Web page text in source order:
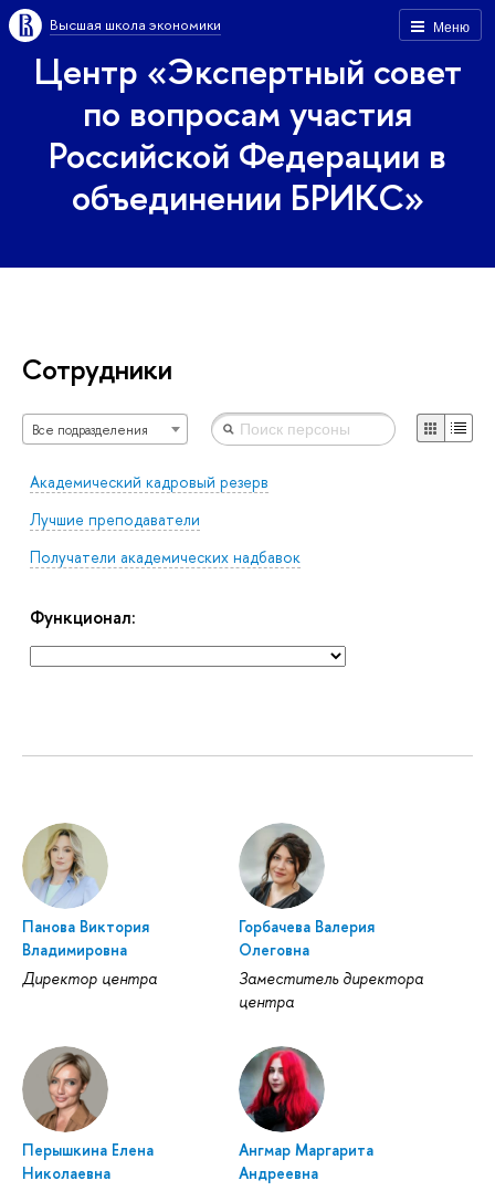
Меню
Высшая школа экономики
Центр «Экспертный совет
по вопросам участия
Российской Федерации в
объединении БРИКС»
Сотрудники
Все подразделения
Академический кадровый резерв
Лучшие преподаватели
Получатели академических надбавок
Функционал:
Панова Виктория
Владимировна
Директор центра
Горбачева Валерия
Олеговна
Заместитель директора
центра
Перышкина Елена
Николаевна
Ангмар Маргарита
Андреевна